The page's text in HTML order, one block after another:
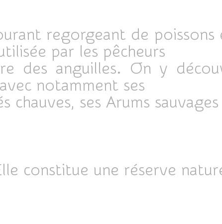
regorgeant de poissons
par les pêcheurs
des anguilles. On y
notamment ses
chauves, ses Arums
constitue une réserve